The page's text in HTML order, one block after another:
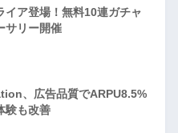
イア登場！無料10連ガチャ
サリー開催
、広告品質でARPU8.5%
験も改善